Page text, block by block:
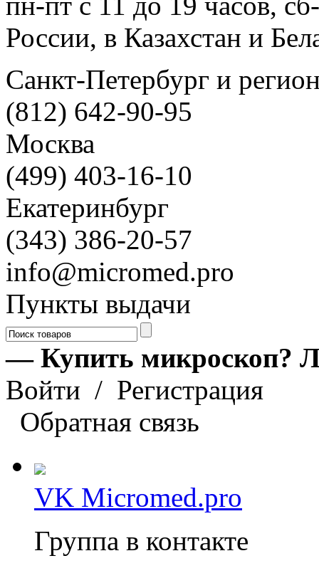
России, в Казахстан и
Санкт-Петербург и
(812) 642-90-95
Москва
(499) 403-16-10
Екатеринбург
(343) 386-20-57
info@micromed.pro
Пункты выдачи
— Купить микроскоп?
Войти / Регистрация
Обратная связь
VK Micromed.pro
Группа в контакте